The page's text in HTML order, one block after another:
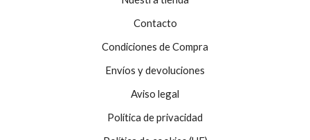
Contacto
Condiciones de Compra
Envíos y devoluciones
Aviso legal
Política de privacidad